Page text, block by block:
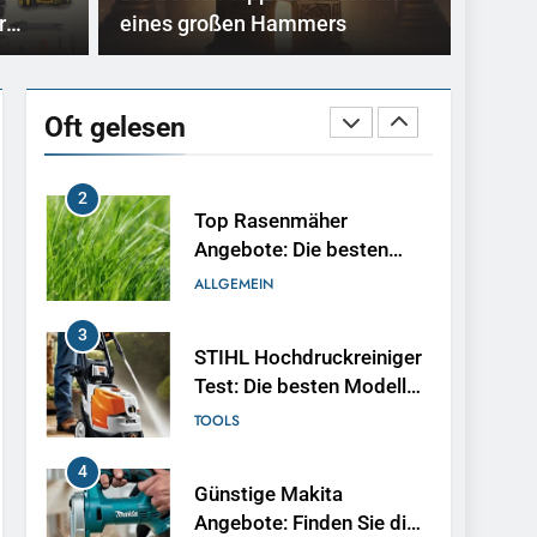
nicht mehr wegzudenken….
eines großen Hammers
Oft gelesen
Schraubenschlüssel für
dein Projekt
TOOLS
1
So baust du dir deinen
eigenen Pool im Garten
2
Top Rasenmäher
Angebote: Die besten
Deals 2025
ALLGEMEIN
3
STIHL Hochdruckreiniger
Test: Die besten Modelle
im Vergleich
TOOLS
4
Günstige Makita
Angebote: Finden Sie die